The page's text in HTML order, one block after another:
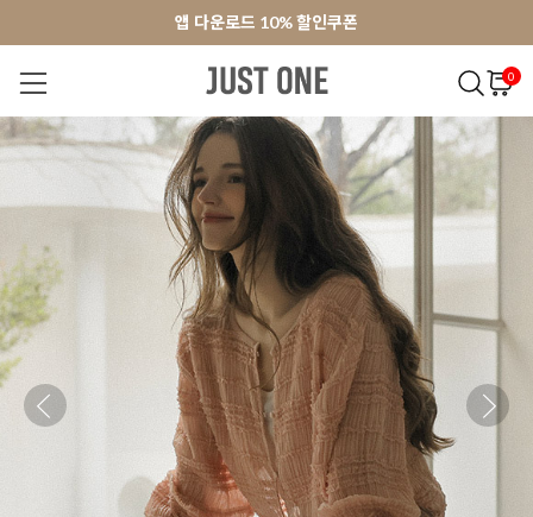
앱 다운로드 10% 할인쿠폰
회원가입 쿠폰 3000원
앱 다운로드 10% 할인쿠폰
회원가입 쿠폰 3000원
0
NEW 7% BEST 오늘출발 MADE . J 상의 팬츠